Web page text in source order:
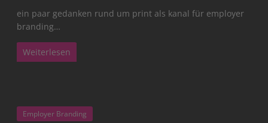
ein paar gedanken rund um print als kanal für employer
branding…
Weiterlesen
Employer Branding